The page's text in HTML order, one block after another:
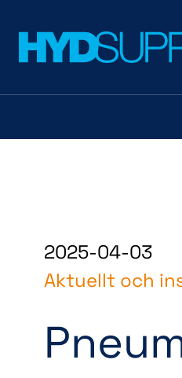
2025-04-03
Aktuellt och